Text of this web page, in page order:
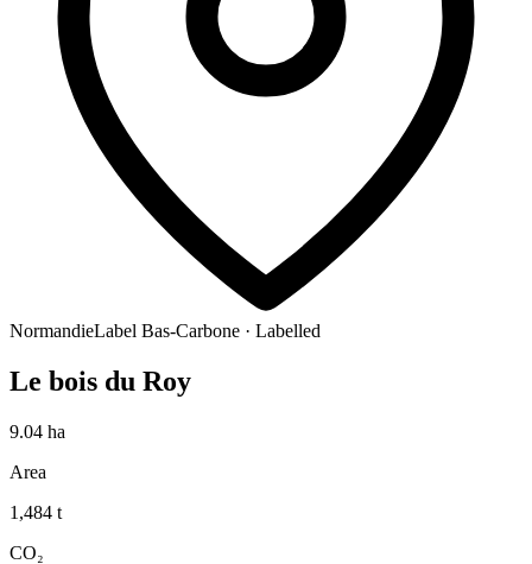
NormandieLabel Bas-Carbone · Labelled
Le bois du Roy
9.04 ha
Area
1,484 t
CO₂